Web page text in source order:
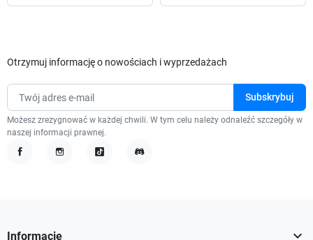
Otrzymuj informację o nowościach i wyprzedażach
Możesz zrezygnować w każdej chwili. W tym celu należy odnaleźć szczegóły w
naszej informacji prawnej.
Informacje 